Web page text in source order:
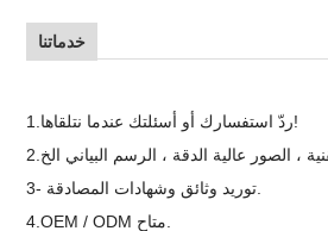
خدماتنا
1.ردّ استفسارك أو أسئلتك عندما نتلقاها!